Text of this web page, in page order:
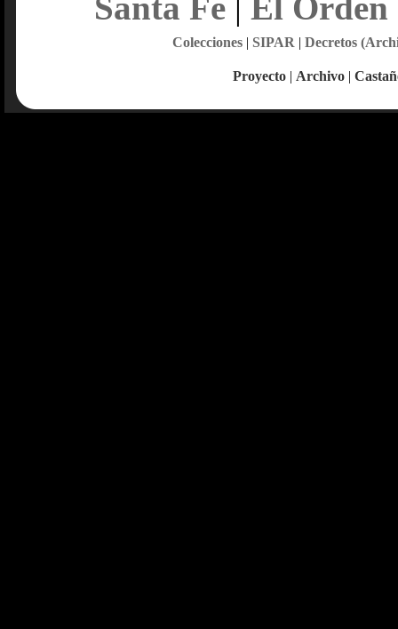
Colecciones| SIPAR | Decretos
Proyecto | Archivo |